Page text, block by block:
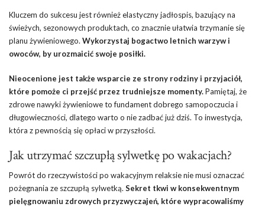
Kluczem do sukcesu jest również elastyczny jadłospis, bazujący na
świeżych, sezonowych produktach, co znacznie ułatwia trzymanie się
planu żywieniowego. Wykorzystaj bogactwo letnich warzyw i
owoców, by urozmaicić swoje posiłki.
Nieocenione jest także wsparcie ze strony rodziny i przyjaciół,
które pomoże ci przejść przez trudniejsze momenty.Pamiętaj, że
zdrowe nawyki żywieniowe to fundament dobrego samopoczucia i
długowieczności, dlatego warto o nie zadbać już dziś. To inwestycja,
która z pewnością się opłaci w przyszłości.
Jak utrzymać szczupłą sylwetkę po wakacjach?
Powrót do rzeczywistości po wakacyjnym relaksie nie musi oznaczać
pożegnania ze szczupłą sylwetką. Sekret tkwi w konsekwentnym
pielęgnowaniu zdrowych przyzwyczajeń, które wypracowaliśmy